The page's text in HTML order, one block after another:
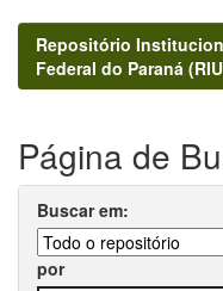
Repositório
Federal do Paraná
Página de
Buscar em:
por